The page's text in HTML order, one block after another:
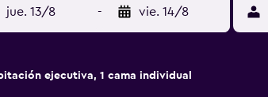
jue. 13/8 - vie. 14/8
ejecutiva, 1 cama individual